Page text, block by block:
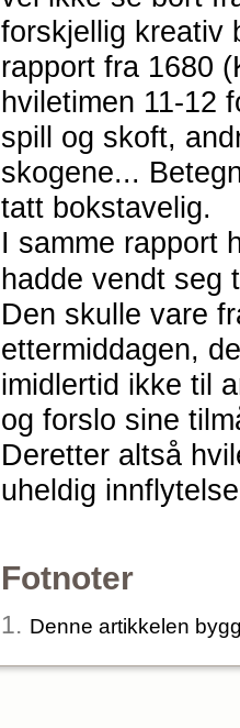
forskjellig kreativ
rapport fra 1680
hviletimen 11-12
spill og skoft,
skogene...
tatt bokstavelig.
I samme rapport
hadde vendt seg
Den skulle vare
ettermiddagen,
imidlertid ikke til
og forslo sine
Deretter altså
uheldig
Fotnoter
1. Denne artikkelen